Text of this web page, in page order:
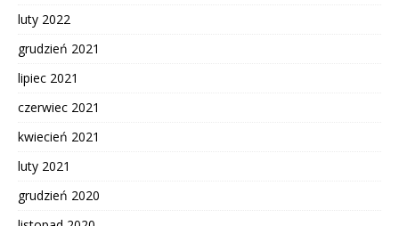
luty 2022
grudzień 2021
lipiec 2021
czerwiec 2021
kwiecień 2021
luty 2021
grudzień 2020